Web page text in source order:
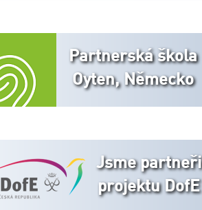
Partnerská škola
Oyten, Německo
Jsme partneři
projektu DofE